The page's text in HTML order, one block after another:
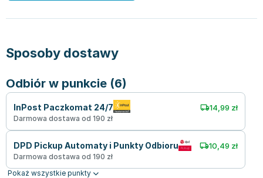
Sposoby dostawy
Odbiór w punkcie (6)
InPost Paczkomat 24/7 14,99 zł
Darmowa dostawa od 190 zł
DPD Pickup Automaty i Punkty Odbioru 10,49 zł
Darmowa dostawa od 190 zł
Pokaż wszystkie punkty